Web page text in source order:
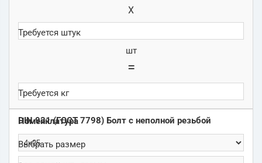
Х
шт
=
DIN 931 (ГОСТ 7798) Болт с неполной резьбой